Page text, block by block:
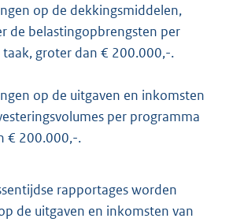
op de dekkingsmiddelen,
de belastingopbrengsten per
groter dan € 200.000,-.
op de uitgaven en inkomsten
per programma
€ 200.000,-.
rapportages worden
de uitgaven en inkomsten van